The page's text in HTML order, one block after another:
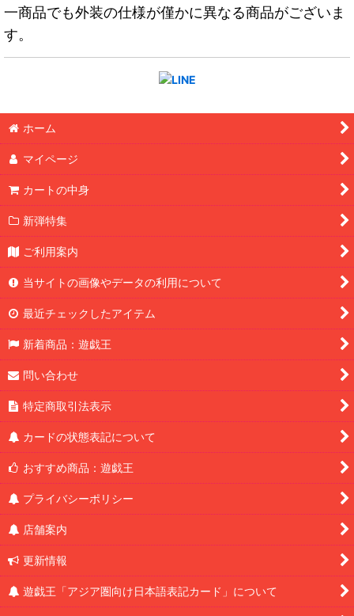
一商品でも外装の仕様が僅かに異なる商品がございま
す。
ホーム
マイページ
カートの中身
新弾特集
ご利用案内
当サイトの画像やデータの利用について
最近チェックしたアイテム
新着商品：遊戯王
問い合わせ
特定商取引法表示
カードの状態表記について
おすすめ商品：遊戯王
プライバシーポリシー
店舗案内
更新情報
遊戯王「アジア圏向け日本語表記カード」について